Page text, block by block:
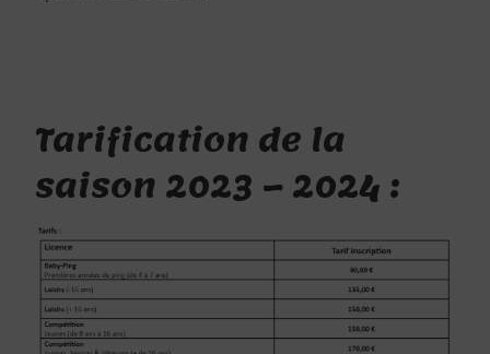
Tarification de la
saison 2023 – 2024 :